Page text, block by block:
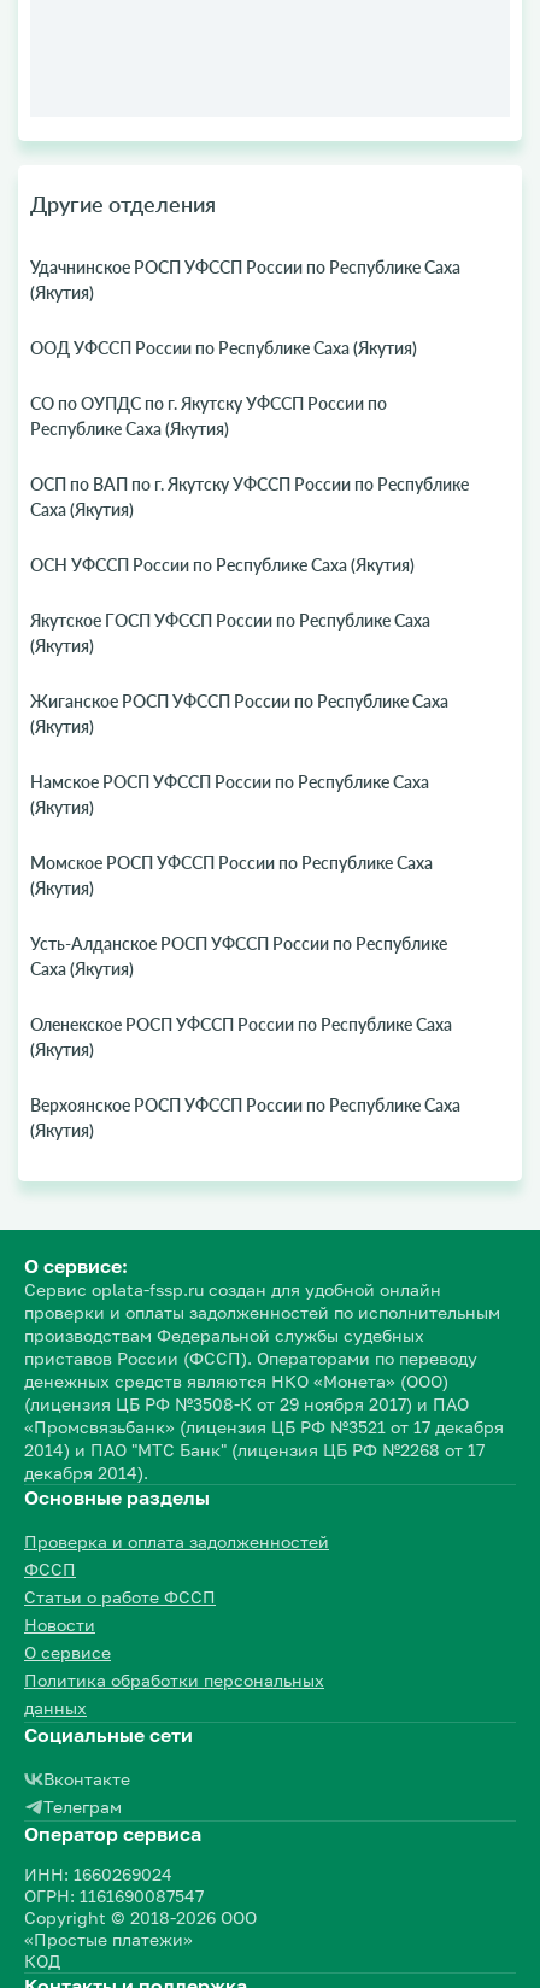
Другие отделения
Удачнинское РОСП УФССП России по Республике Саха
(Якутия)
ООД УФССП России по Республике Саха (Якутия)
СО по ОУПДС по г. Якутску УФССП России по
Республике Саха (Якутия)
ОСП по ВАП по г. Якутску УФССП России по Республике
Саха (Якутия)
ОСН УФССП России по Республике Саха (Якутия)
Якутское ГОСП УФССП России по Республике Саха
(Якутия)
Жиганское РОСП УФССП России по Республике Саха
(Якутия)
Намское РОСП УФССП России по Республике Саха
(Якутия)
Момское РОСП УФССП России по Республике Саха
(Якутия)
Усть-Алданское РОСП УФССП России по Республике
Саха (Якутия)
Оленекское РОСП УФССП России по Республике Саха
(Якутия)
Верхоянское РОСП УФССП России по Республике Саха
(Якутия)
О сервисе:
Сервис oplata-fssp.ru создан для удобной онлайн
проверки и оплаты задолженностей по исполнительным
производствам Федеральной службы судебных
приставов России (ФССП). Операторами по переводу
денежных средств являются НКО «Монета» (ООО)
(лицензия ЦБ РФ №3508-К от 29 ноября 2017) и ПАО
«Промсвязьбанк» (лицензия ЦБ РФ №3521 от 17 декабря
2014) и ПАО "МТС Банк" (лицензия ЦБ РФ №2268 от 17
декабря 2014).
Основные разделы
Проверка и оплата задолженностей
ФССП
Статьи о работе ФССП
Новости
О сервисе
Политика обработки персональных
данных
Социальные сети
Вконтакте
Телеграм
Оператор сервиса
ИНН: 1660269024
ОГРН: 1161690087547
Copyright © 2018-2026 ООО
«Простые платежи»
КОД